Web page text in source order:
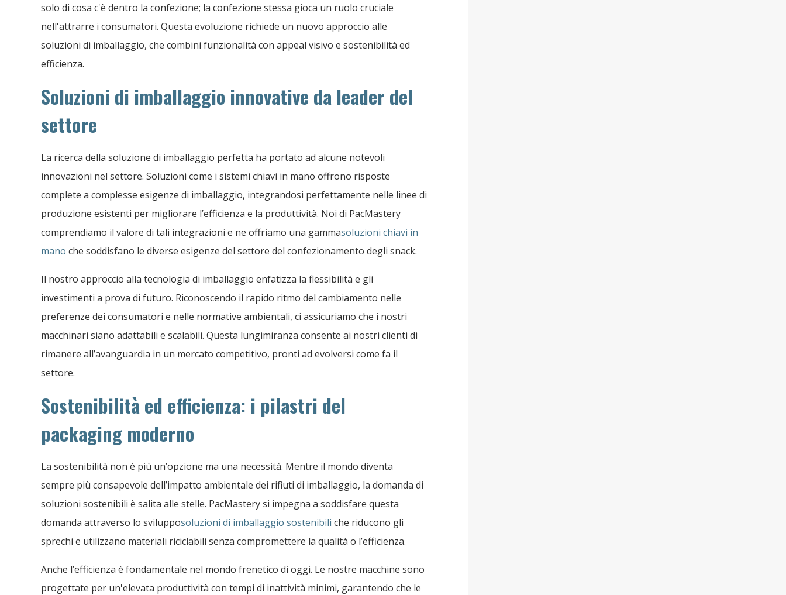
solo di cosa c'è dentro la confezione; la confezione stessa gioca un ruolo cruciale
nell'attrarre i consumatori. Questa evoluzione richiede un nuovo approccio alle
soluzioni di imballaggio, che combini funzionalità con appeal visivo e sostenibilità ed
efficienza.
Soluzioni di imballaggio innovative da leader del
settore
La ricerca della soluzione di imballaggio perfetta ha portato ad alcune notevoli
innovazioni nel settore. Soluzioni come i sistemi chiavi in ​​mano offrono risposte
complete a complesse esigenze di imballaggio, integrandosi perfettamente nelle linee di
produzione esistenti per migliorare l’efficienza e la produttività. Noi di PacMastery
comprendiamo il valore di tali integrazioni e ne offriamo una gammasoluzioni chiavi in ​​
mano che soddisfano le diverse esigenze del settore del confezionamento degli snack.
Il nostro approccio alla tecnologia di imballaggio enfatizza la flessibilità e gli
investimenti a prova di futuro. Riconoscendo il rapido ritmo del cambiamento nelle
preferenze dei consumatori e nelle normative ambientali, ci assicuriamo che i nostri
macchinari siano adattabili e scalabili. Questa lungimiranza consente ai nostri clienti di
rimanere all’avanguardia in un mercato competitivo, pronti ad evolversi come fa il
settore.
Sostenibilità ed efficienza: i pilastri del
packaging moderno
La sostenibilità non è più un’opzione ma una necessità. Mentre il mondo diventa
sempre più consapevole dell’impatto ambientale dei rifiuti di imballaggio, la domanda di
soluzioni sostenibili è salita alle stelle. PacMastery si impegna a soddisfare questa
domanda attraverso lo svilupposoluzioni di imballaggio sostenibili che riducono gli
sprechi e utilizzano materiali riciclabili senza compromettere la qualità o l’efficienza.
Anche l’efficienza è fondamentale nel mondo frenetico di oggi. Le nostre macchine sono
progettate per un'elevata produttività con tempi di inattività minimi, garantendo che le